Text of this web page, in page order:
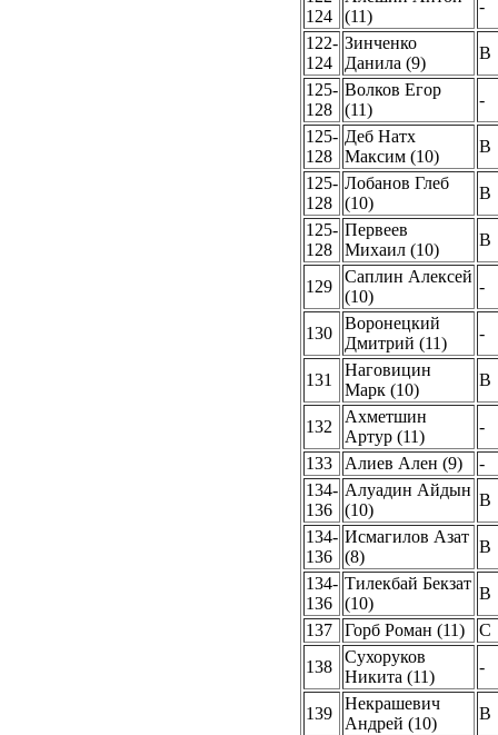
124
(11)
-
122-
124
Зинченко
Данила (9)
B
125-
128
Волков Егор
(11)
-
125-
128
Деб Натх
Максим (10)
B
125-
128
Лобанов Глеб
(10)
B
125-
128
Первеев
Михаил (10)
B
129
Саплин Алексей
(10)
-
130
Воронецкий
Дмитрий (11)
-
131
Наговицин
Марк (10)
B
132
Ахметшин
Артур (11)
-
133
Алиев Ален (9)
-
134-
136
Алуадин Айдын
(10)
B
134-
136
Исмагилов Азат
(8)
B
134-
136
Тилекбай Бекзат
(10)
B
137
Горб Роман (11)
C
138
Сухоруков
Никита (11)
-
139
Некрашевич
Андрей (10)
B